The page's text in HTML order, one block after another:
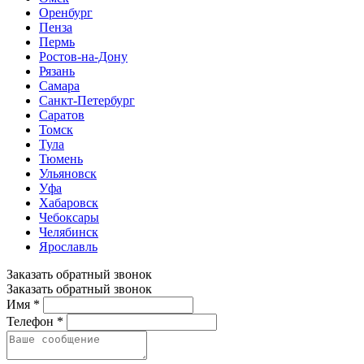
Оренбург
Пенза
Пермь
Ростов-на-Дону
Рязань
Самара
Санкт-Петербург
Саратов
Томск
Тула
Тюмень
Ульяновск
Уфа
Хабаровск
Чебоксары
Челябинск
Ярославль
Заказать обратный звонок
Заказать обратный звонок
Имя *
Телефон *